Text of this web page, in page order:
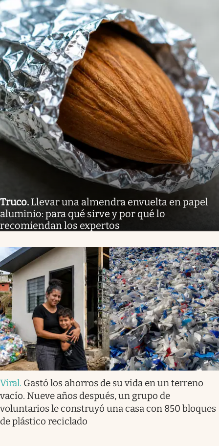
Truco. Llevar una almendra envuelta en papel
aluminio: para qué sirve y por qué lo
recomiendan los expertos
Viral. Gastó los ahorros de su vida en un terreno
vacío. Nueve años después, un grupo de
voluntarios le construyó una casa con 850 bloques
de plástico reciclado